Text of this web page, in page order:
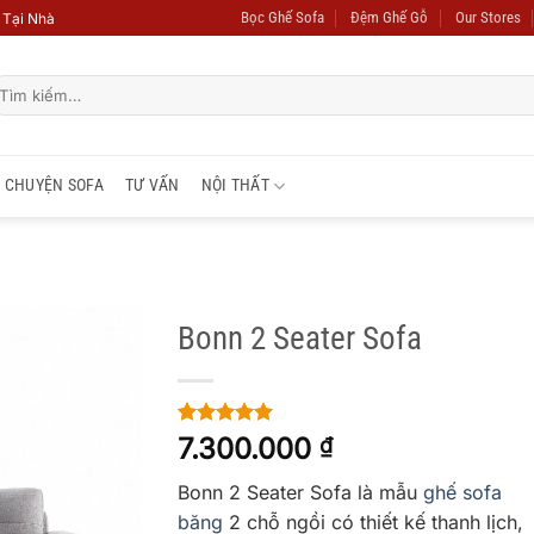
Nhà Bọc Ghế Sofa Đệm Ghế Gỗ Our Stores
CHUYỆN SOFA TƯ VẤN NỘI THẤT
Bonn 2 Seater Sofa
5trên 5
dựa trên
1
7.300.000 ₫
Bonn 2 Seater Sofa là mẫu ghế sofa
băng 2 chỗ ngồi có thiết kế thanh lịch,